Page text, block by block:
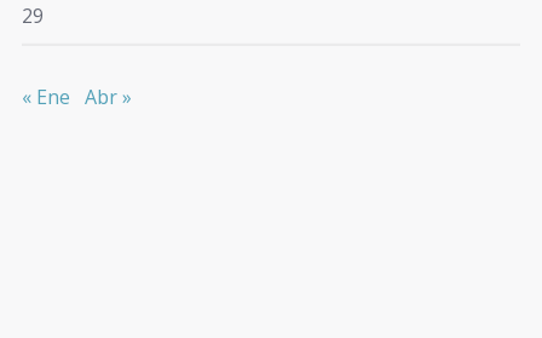
29
« Ene Abr »